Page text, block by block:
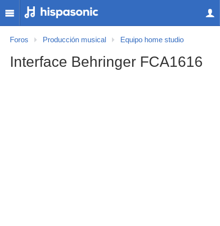
Foros Producción musical Equipo home studio
Interface Behringer FCA1616